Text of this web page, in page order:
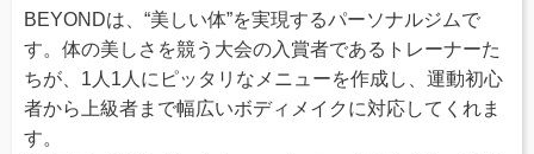
BEYONDは、“美しい体”を実現するパーソナルジムで
す。体の美しさを競う大会の入賞者であるトレーナーた
ちが、1人1人にピッタリなメニューを作成し、運動初心
者から上級者まで幅広いボディメイクに対応してくれま
す。